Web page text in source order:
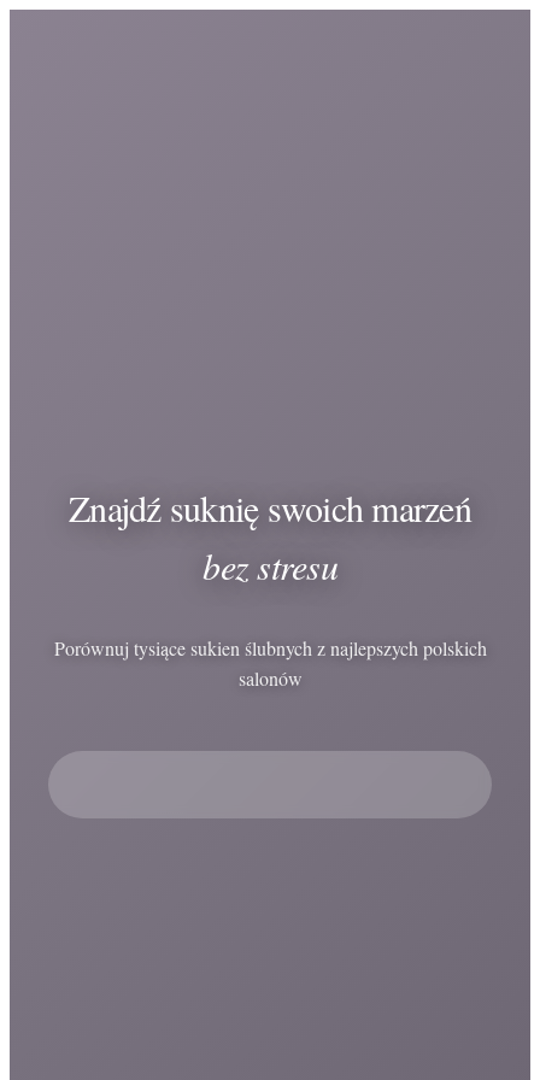
Znajdź suknię swoich marzeń
bez stresu
Porównuj tysiące sukien ślubnych z najlepszych polskich
salonów